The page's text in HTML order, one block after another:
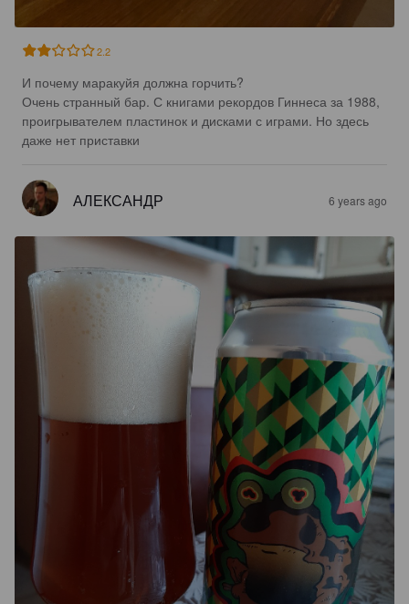
2.2
И почему маракуйя должна горчить?
Очень странный бар. С книгами рекордов Гиннеса за 1988,
проигрывателем пластинок и дисками с играми. Но здесь
даже нет приставки
АЛЕКСАНДР 6 years ago